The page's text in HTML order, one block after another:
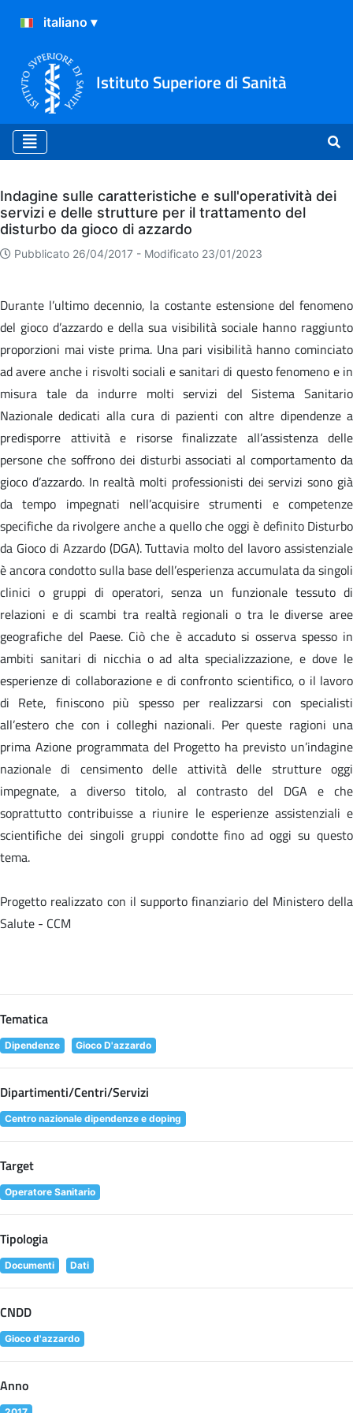
Istituto Superiore di Sanità
Archivio
Indagine sulle caratteristiche e sull'operatività dei
servizi e delle strutture per il trattamento del
disturbo da gioco di azzardo
Pubblicato 26/04/2017 - Modificato 23/01/2023
Durante l’ultimo decennio, la costante estensione del fenomeno
del gioco d’azzardo e della sua visibilità sociale hanno raggiunto
proporzioni mai viste prima. Una pari visibilità hanno cominciato
ad avere anche i risvolti sociali e sanitari di questo fenomeno e in
misura tale da indurre molti servizi del Sistema Sanitario
Nazionale dedicati alla cura di pazienti con altre dipendenze a
predisporre attività e risorse finalizzate all’assistenza delle
persone che soffrono dei disturbi associati al comportamento da
gioco d’azzardo. In realtà molti professionisti dei servizi sono già
da tempo impegnati nell’acquisire strumenti e competenze
specifiche da rivolgere anche a quello che oggi è definito Disturbo
da Gioco di Azzardo (DGA). Tuttavia molto del lavoro assistenziale
è ancora condotto sulla base dell’esperienza accumulata da singoli
clinici o gruppi di operatori, senza un funzionale tessuto di
relazioni e di scambi tra realtà regionali o tra le diverse aree
geografiche del Paese. Ciò che è accaduto si osserva spesso in
ambiti sanitari di nicchia o ad alta specializzazione, e dove le
esperienze di collaborazione e di confronto scientifico, o il lavoro
di Rete, finiscono più spesso per realizzarsi con specialisti
all’estero che con i colleghi nazionali. Per queste ragioni una
prima Azione programmata del Progetto ha previsto un’indagine
nazionale di censimento delle attività delle strutture oggi
impegnate, a diverso titolo, al contrasto del DGA e che
soprattutto contribuisse a riunire le esperienze assistenziali e
scientifiche dei singoli gruppi condotte fino ad oggi su questo
tema.
Progetto realizzato con il supporto finanziario del Ministero della
Salute - CCM
Tematica
Dipendenze Gioco D'azzardo
Dipartimenti/Centri/Servizi
Centro nazionale dipendenze e doping
Target
Operatore Sanitario
Tipologia
Documenti Dati
CNDD
Gioco d'azzardo
Anno